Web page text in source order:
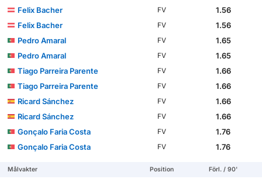
Felix Bacher
FV
1.56
Felix Bacher
FV
1.56
Pedro Amaral
FV
1.65
Pedro Amaral
FV
1.65
Tiago Parreira Parente
FV
1.66
Tiago Parreira Parente
FV
1.66
Ricard Sánchez
FV
1.66
Ricard Sánchez
FV
1.66
Gonçalo Faria Costa
FV
1.76
Gonçalo Faria Costa
FV 1.76
Målvakter Position Förl. / 90'